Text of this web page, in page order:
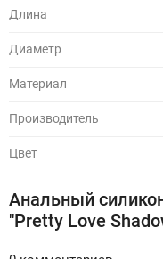
Длина
Диаметр
Материал
Производитель
Цвет
Анальный
"Pretty Love